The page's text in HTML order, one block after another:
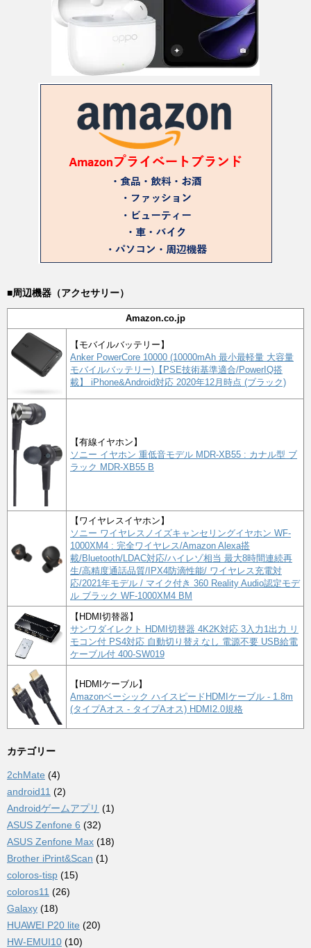
■周辺機器（アクセサリー）
Amazon.co.jp
【モバイルバッテリー】
Anker PowerCore 10000 (10000mAh 最小最軽量 大容量
モバイルバッテリー)【PSE技術基準適合/PowerIQ搭
載】 iPhone&Android対応 2020年12月時点 (ブラック)
【有線イヤホン】
ソニー イヤホン 重低音モデル MDR-XB55 : カナル型 ブ
ラック MDR-XB55 B
【ワイヤレスイヤホン】
ソニー ワイヤレスノイズキャンセリングイヤホン WF-
1000XM4 : 完全ワイヤレス/Amazon Alexa搭
載/Bluetooth/LDAC対応/ハイレゾ相当 最大8時間連続再
生/高精度通話品質/IPX4防滴性能/ ワイヤレス充電対
応/2021年モデル / マイク付き 360 Reality Audio認定モデ
ル ブラック WF-1000XM4 BM
【HDMI切替器】
サンワダイレクト HDMI切替器 4K2K対応 3入力1出力 リ
モコン付 PS4対応 自動切り替えなし 電源不要 USB給電
ケーブル付 400-SW019
【HDMIケーブル】
Amazonベーシック ハイスピードHDMIケーブル - 1.8m
(タイプAオス - タイプAオス) HDMI2.0規格
カテゴリー
2chMate (4)
android11 (2)
Androidゲームアプリ (1)
ASUS Zenfone 6 (32)
ASUS Zenfone Max (18)
Brother iPrint&Scan (1)
coloros-tisp (15)
coloros11 (26)
Galaxy (18)
HUAWEI P20 lite (20)
HW-EMUI10 (10)